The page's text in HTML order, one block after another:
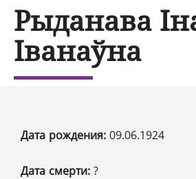
Рыданава
Іванаўна
Дата рождения: 09.06.1924
Дата смерти: ?